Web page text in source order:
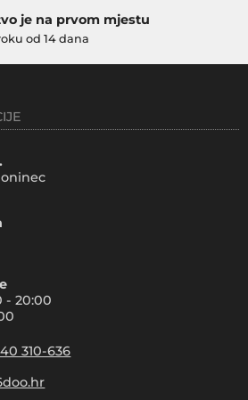
je na prvom mjestu
od 14 dana
- 20:00
310-636